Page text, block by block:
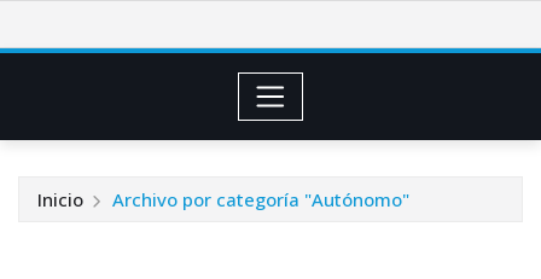
al
Inicio Archivo por categoría "Autónomo"